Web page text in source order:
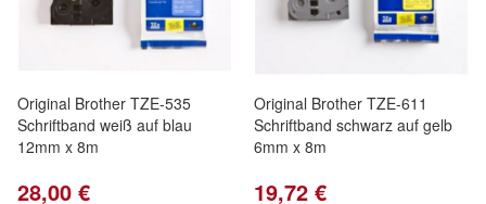
Original Brother TZE-535
Schriftband weiß auf blau
12mm x 8m
28,00 €
Original Brother TZE-611
Schriftband schwarz auf gelb
6mm x 8m
19,72 €